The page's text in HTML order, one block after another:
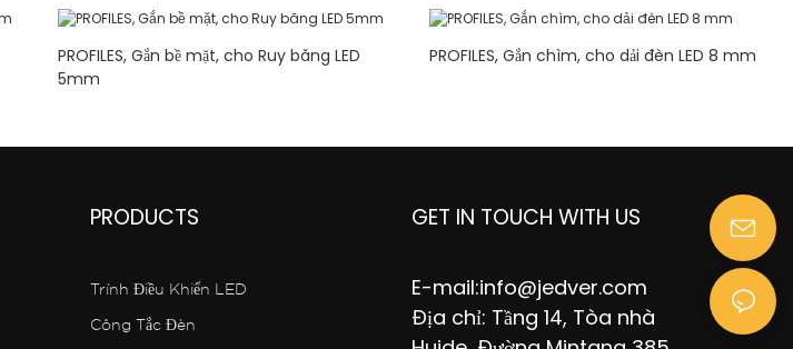
PROFILES, Gắn bề mặt, cho Ruy băng LED
5mm
PROFILES, Gắn chìm, cho dải đèn LED 8 mm
PRODUCTS
Trình Điều Khiển LED
Công Tắc Đèn
GET IN TOUCH WITH US
E-mail:info@jedver.com
Địa chỉ: Tầng 14, Tòa nhà